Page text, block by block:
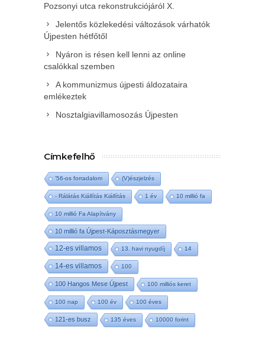
Pozsonyi utca rekonstrukciójáról X.
Jelentős közlekedési változások várhatók
Újpesten hétfőtől
Nyáron is résen kell lenni az online
csalókkal szemben
A kommunizmus újpesti áldozataira
emlékeztek
Nosztalgiavillamosozás Újpesten
Címkefelhő
'56-os forradalom (V)észjelzés
- Rálátás Kiállítás Kiállítás 1 év 10 millió fa
10 millió Fa Alapítvány
10 millió fa Újpest-Káposztásmegyer
12-es villamos 13. havi nyugdíj 14
14-es villamos 100
100 Hangos Mese Újpest 100 milliós keret
100 nap 100 év 100 éves
121-es busz 135 éves 10000 forint